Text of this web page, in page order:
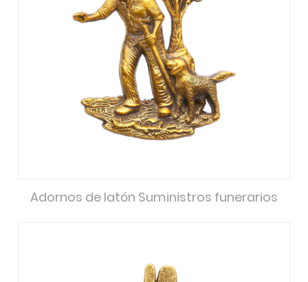
Adornos de latón Suministros funerarios